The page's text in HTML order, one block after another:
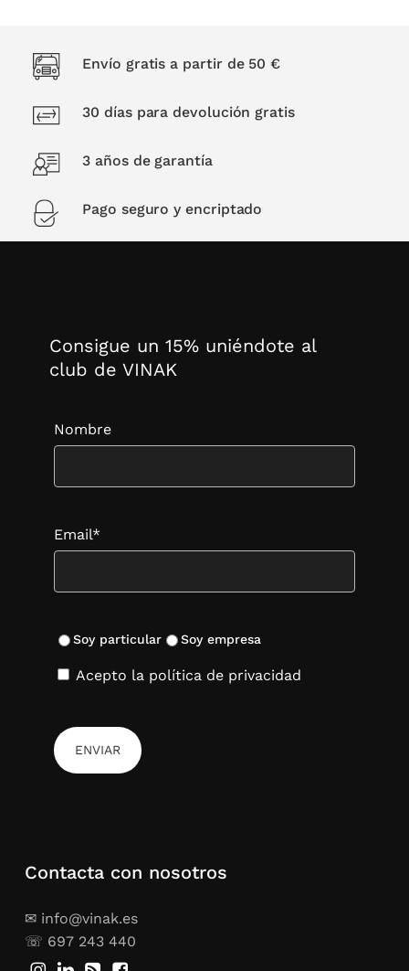
Envío gratis a partir de 50 €
30 días para devolución gratis
3 años de garantía
Pago seguro y encriptado
Consigue un 15% uniéndote al
club de VINAK
Nombre
Email*
Soy particular Soy empresa
Acepto la política de privacidad
Contacta con nosotros
✉ info@vinak.es
☏ 697 243 440